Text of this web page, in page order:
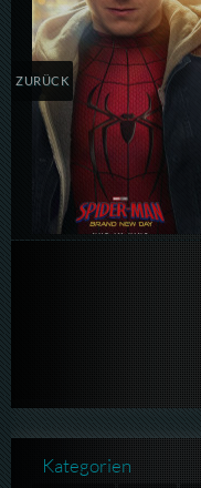
Details,Play
ZURÜCK
Kategorien